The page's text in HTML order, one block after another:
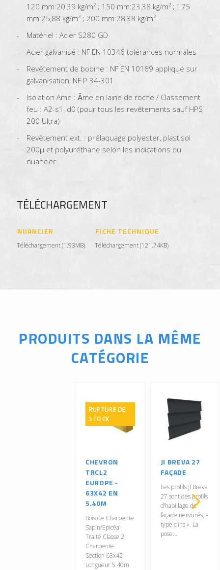
120 mm:20,39 kg/m² ; 150 mm:23,38 kg/m² ; 175
mm:25,88 kg/m² ; 200 mm:28,38 kg/m²
Matériel : Acier S280 GD
Acier galvanisé : NF EN 10346 tolérances normales
Revêtement de bobine : NF EN 10169 appliqué sur
galvanisation, NF P 34-301
Isolation Ame : Ȃme en laine de roche / Classement
feu : A2-s1, d0 (pour tous les revêtements sauf HPS
200 Ultra)
Revêtement ext. : prélaquage polyester, plastisol
200µ et polyuréthane selon les indications du
nuancier
TÉLÉCHARGEMENT
NUANCIER
Téléchargement (1.93MB)
FICHE TECHNIQUE
Téléchargement (121.74KB)
PRODUITS DANS LA MÊME
CATÉGORIE
CHEVRON
TRCL2
EUROPE -
63X42 EN
5.40M
Bois de Charpente
Sapin/Epicéa
Traité Classe 2
Charpente
Section 63x42
Longueur 5.40m
RUPTURE DE
STOCK
JI BREVA 27
FAÇADE
Les profils JI Breva
27 sont des profils
d’habillage de
façade nervurés, «
type clins ». La
pose...